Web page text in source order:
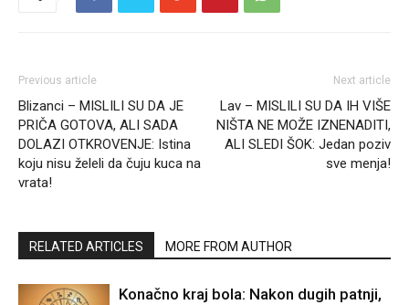
Previous article
Blizanci – MISLILI SU DA JE
PRIČA GOTOVA, ALI SADA
DOLAZI OTKROVENJE: Istina
koju nisu želeli da čuju kuca na
vrata!
Next article
Lav – MISLILI SU DA IH VIŠE
NIŠTA NE MOŽE IZNENADITI,
ALI SLEDI ŠOK: Jedan poziv
sve menja!
RELATED ARTICLES MORE FROM AUTHOR
Konačno kraj bola: Nakon dugih patnji,